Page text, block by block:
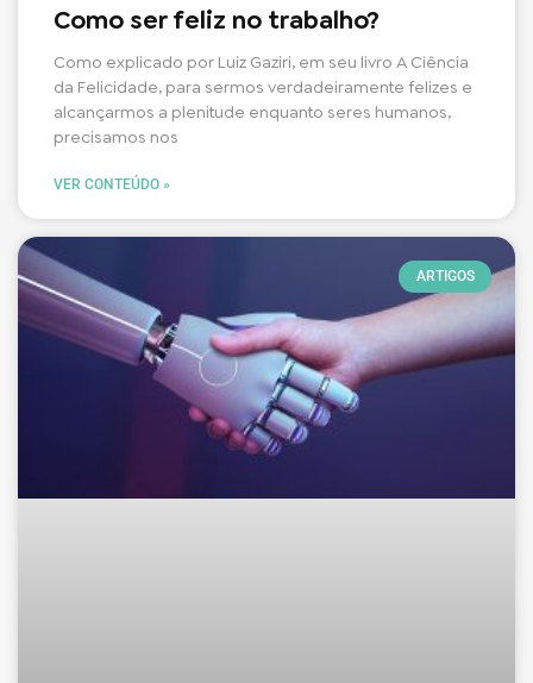
Como ser feliz no trabalho?
Como explicado por Luiz Gaziri, em seu livro A Ciência
da Felicidade, para sermos verdadeiramente felizes e
alcançarmos a plenitude enquanto seres humanos,
precisamos nos
VER CONTEÚDO »
ARTIGOS